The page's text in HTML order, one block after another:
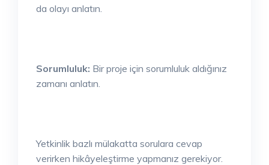
da olayı anlatın.
Sorumluluk: Bir proje için sorumluluk aldığınız
zamanı anlatın.
Yetkinlik bazlı mülakatta sorulara cevap
verirken hikâyeleştirme yapmanız gerekiyor.